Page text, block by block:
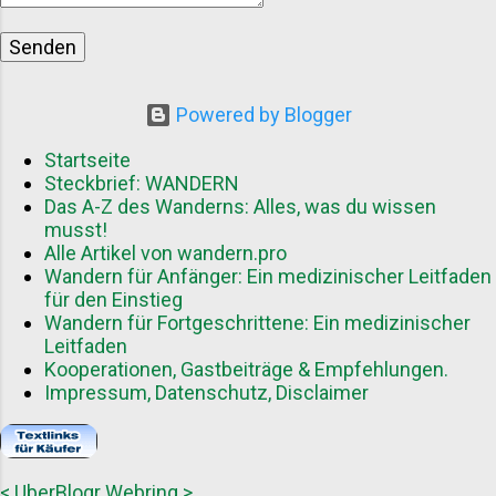
Vorteile für Gastautoren Als Gastautor
können Sie von mehreren Aspekten
durch Zugang zu einer neuen
Zielgruppe Aufbau von Autorität in der
Powered by Blogger
Startseite
Steckbrief: WANDERN
Das A-Z des Wanderns: Alles, was du wissen
musst!
Alle Artikel von wandern.pro
Wandern für Anfänger: Ein medizinischer Leitfaden
für den Einstieg
Wandern für Fortgeschrittene: Ein medizinischer
Leitfaden
Kooperationen, Gastbeiträge & Empfehlungen.
Impressum, Datenschutz, Disclaimer